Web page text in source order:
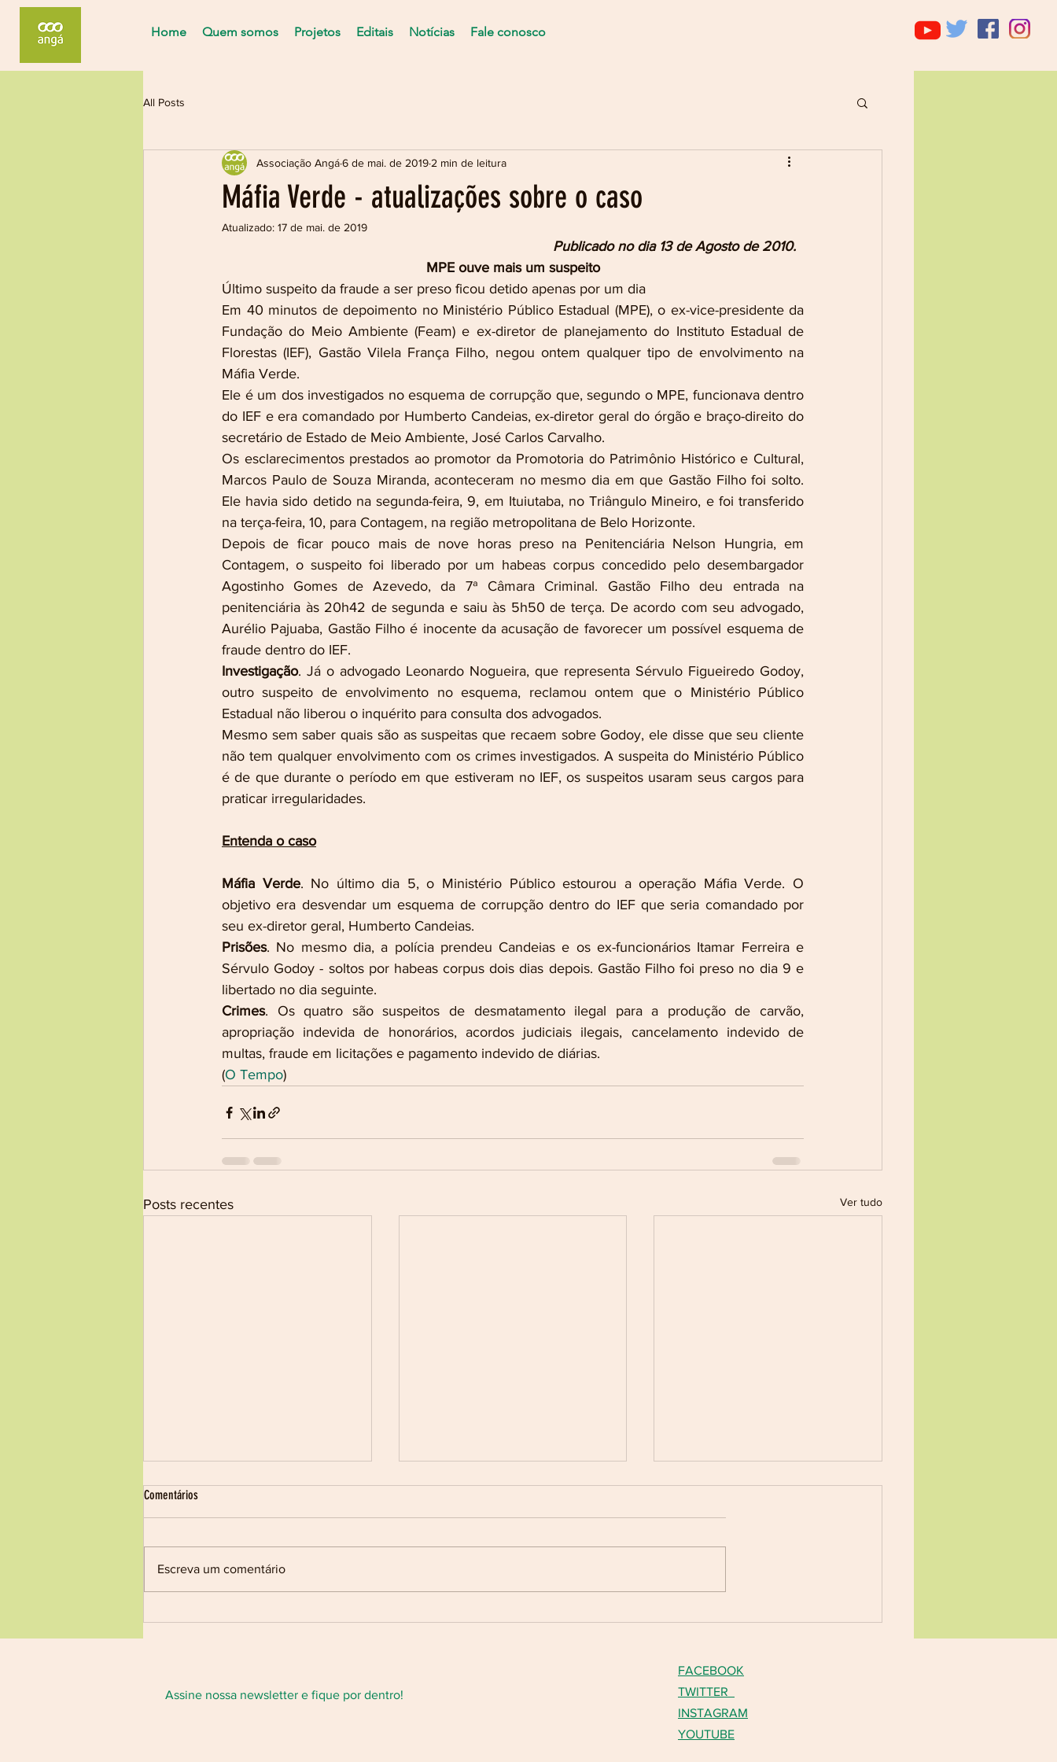
Home Quem somos Projetos Editais Notícias Fale conosco
All Posts
Máfia Verde - atualizações sobre o caso
Associação Angá6 de mai. de 2019 2 min de leitura
Atualizado: 17 de mai. de 2019
Publicado no dia 13 de Agosto de 2010.
MPE ouve mais um suspeito
Último suspeito da fraude a ser preso ficou detido apenas por um dia
Em 40 minutos de depoimento no Ministério Público Estadual (MPE), o ex-vice-presidente da
Fundação do Meio Ambiente (Feam) e ex-diretor de planejamento do Instituto Estadual de
Florestas (IEF), Gastão Vilela França Filho, negou ontem qualquer tipo de envolvimento na
Máfia Verde.
Ele é um dos investigados no esquema de corrupção que, segundo o MPE, funcionava dentro
do IEF e era comandado por Humberto Candeias, ex-diretor geral do órgão e braço-direito do
secretário de Estado de Meio Ambiente, José Carlos Carvalho.
Os esclarecimentos prestados ao promotor da Promotoria do Patrimônio Histórico e Cultural,
Marcos Paulo de Souza Miranda, aconteceram no mesmo dia em que Gastão Filho foi solto.
Ele havia sido detido na segunda-feira, 9, em Ituiutaba, no Triângulo Mineiro, e foi transferido
na terça-feira, 10, para Contagem, na região metropolitana de Belo Horizonte.
Depois de ficar pouco mais de nove horas preso na Penitenciária Nelson Hungria, em
Contagem, o suspeito foi liberado por um habeas corpus concedido pelo desembargador
Agostinho Gomes de Azevedo, da 7ª Câmara Criminal. Gastão Filho deu entrada na
penitenciária às 20h42 de segunda e saiu às 5h50 de terça. De acordo com seu advogado,
Aurélio Pajuaba, Gastão Filho é inocente da acusação de favorecer um possível esquema de
fraude dentro do IEF.
Investigação. Já o advogado Leonardo Nogueira, que representa Sérvulo Figueiredo Godoy,
outro suspeito de envolvimento no esquema, reclamou ontem que o Ministério Público
Estadual não liberou o inquérito para consulta dos advogados.
Mesmo sem saber quais são as suspeitas que recaem sobre Godoy, ele disse que seu cliente
não tem qualquer envolvimento com os crimes investigados. A suspeita do Ministério Público
é de que durante o período em que estiveram no IEF, os suspeitos usaram seus cargos para
praticar irregularidades.
Entenda o caso
Máfia Verde. No último dia 5, o Ministério Público estourou a operação Máfia Verde. O
objetivo era desvendar um esquema de corrupção dentro do IEF que seria comandado por
seu ex-diretor geral, Humberto Candeias.
Prisões. No mesmo dia, a polícia prendeu Candeias e os ex-funcionários Itamar Ferreira e
Sérvulo Godoy - soltos por habeas corpus dois dias depois. Gastão Filho foi preso no dia 9 e
libertado no dia seguinte.
Crimes. Os quatro são suspeitos de desmatamento ilegal para a produção de carvão,
apropriação indevida de honorários, acordos judiciais ilegais, cancelamento indevido de
multas, fraude em licitações e pagamento indevido de diárias.
(O Tempo)
Posts recentes Ver tudo
Processo Seletivo nº 17/2026
Pedido de Orçamento
“CANASTRA VIVA:
RESTAURANDO CORREDORES
FLO
Termo de Fomento Transferegov.br nº
das Organizações da Sociedade
ATO CONVOCATÓRIO Nº 007/2026
FLORESTA VIVA Nº 294/2024
Pessoa Jurídica para prestação de
Comentários
Escreva um comentário
Assine nossa newsletter e fique por dentro!
FACEBOOK
TWITTER
INSTAGRAM
YOUTUBE